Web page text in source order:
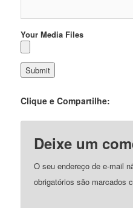
Your Media Files
Clique e Compartilhe:
Deixe um
O seu endereço de e-mail
obrigatórios são marcados